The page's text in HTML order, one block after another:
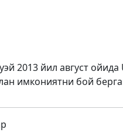
2013 йил август
имкониятни бой